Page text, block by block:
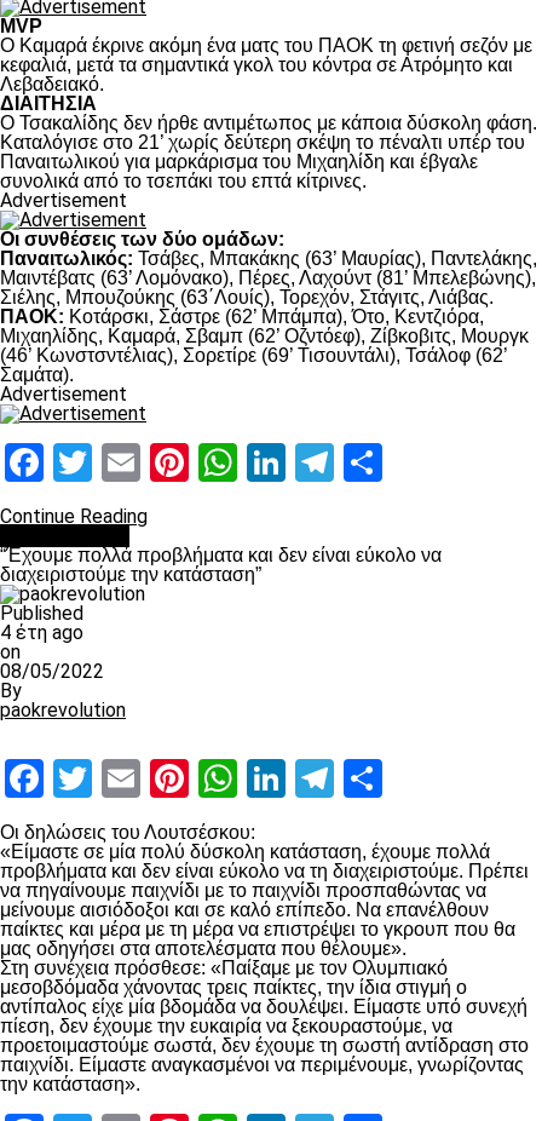
MVP
Ο Καμαρά έκρινε ακόμη ένα ματς του ΠΑΟΚ τη φετινή σεζόν με
κεφαλιά, μετά τα σημαντικά γκολ του κόντρα σε Ατρόμητο και
Λεβαδειακό.
ΔΙΑΙΤΗΣΙΑ
Ο Τσακαλίδης δεν ήρθε αντιμέτωπος με κάποια δύσκολη φάση.
Καταλόγισε στο 21’ χωρίς δεύτερη σκέψη το πέναλτι υπέρ του
Παναιτωλικού για μαρκάρισμα του Μιχαηλίδη και έβγαλε
συνολικά από το τσεπάκι του επτά κίτρινες.
Advertisement
Οι συνθέσεις των δύο ομάδων:
Παναιτωλικός: Τσάβες, Μπακάκης (63’ Μαυρίας), Παντελάκης,
Μαιντέβατς (63’ Λομόνακο), Πέρες, Λαχούντ (81’ Μπελεβώνης),
Σιέλης, Μπουζούκης (63΄Λουίς), Τορεχόν, Στάγιτς, Λιάβας.
ΠΑΟΚ: Κοτάρσκι, Σάστρε (62’ Μπάμπα), Ότο, Κεντζιόρα,
Μιχαηλίδης, Καμαρά, Σβαμπ (62’ Οζντόεφ), Ζίβκοβιτς, Μουργκ
(46’ Κωνστσντέλιας), Σορετίρε (69’ Τισουντάλι), Τσάλοφ (62’
Σαμάτα).
Advertisement
Facebook
Twitter
EmailPinterest
WhatsApp
LinkedIn
Telegram
Continue Reading
“Έχουμε πολλά προβλήματα και δεν είναι εύκολο να
διαχειριστούμε την κατάσταση”
Published
4 έτη ago
on
08/05/2022
By
paokrevolution
Facebook
Twitter
EmailPinterest
WhatsApp
LinkedIn
Telegram
Οι δηλώσεις του Λουτσέσκου:
«Είμαστε σε μία πολύ δύσκολη κατάσταση, έχουμε πολλά
προβλήματα και δεν είναι εύκολο να τη διαχειριστούμε. Πρέπει
να πηγαίνουμε παιχνίδι με το παιχνίδι προσπαθώντας να
μείνουμε αισιόδοξοι και σε καλό επίπεδο. Να επανέλθουν
παίκτες και μέρα με τη μέρα να επιστρέψει το γκρουπ που θα
μας οδηγήσει στα αποτελέσματα που θέλουμε».
Στη συνέχεια πρόσθεσε: «Παίξαμε με τον Ολυμπιακό
μεσοβδόμαδα χάνοντας τρεις παίκτες, την ίδια στιγμή ο
αντίπαλος είχε μία βδομάδα να δουλέψει. Είμαστε υπό συνεχή
πίεση, δεν έχουμε την ευκαιρία να ξεκουραστούμε, να
προετοιμαστούμε σωστά, δεν έχουμε τη σωστή αντίδραση στο
παιχνίδι. Είμαστε αναγκασμένοι να περιμένουμε, γνωρίζοντας
την κατάσταση».